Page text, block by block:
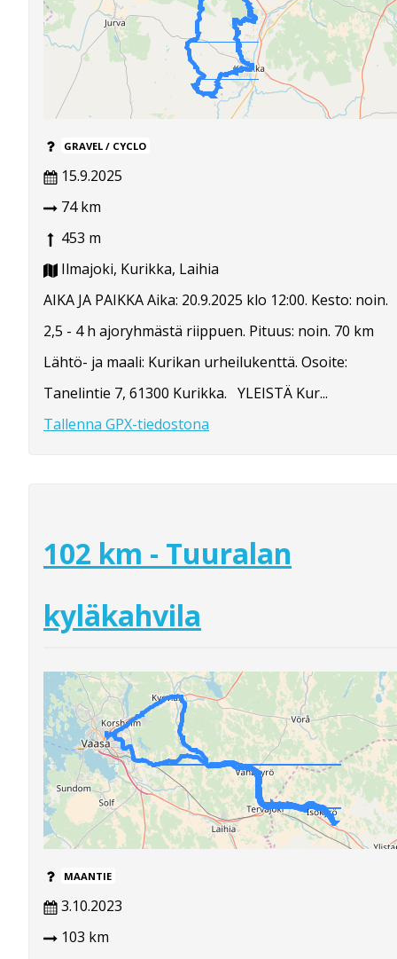
GRAVEL / CYCLO
15.9.2025
74 km
453 m
Ilmajoki, Kurikka, Laihia
AIKA JA PAIKKA Aika: 20.9.2025 klo 12:00. Kesto: noin.
2,5 - 4 h ajoryhmästä riippuen. Pituus: noin. 70 km
Lähtö- ja maali: Kurikan urheilukenttä. Osoite:
Tanelintie 7, 61300 Kurikka. YLEISTÄ Kur...
Tallenna GPX-tiedostona
102 km - Tuuralan
kyläkahvila
MAANTIE
3.10.2023
103 km